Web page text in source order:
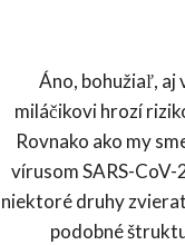
Áno, bohužiaľ, aj
miláčikovi hrozí
Rovnako ako my
vírusom SARS-CoV-
niektoré druhy
podobné